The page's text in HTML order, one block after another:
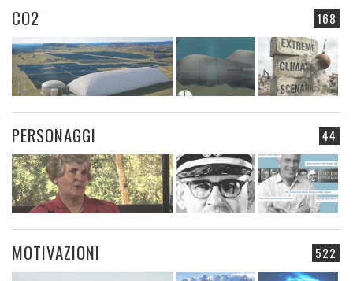
168
CO2
44
PERSONAGGI
522
MOTIVAZIONI